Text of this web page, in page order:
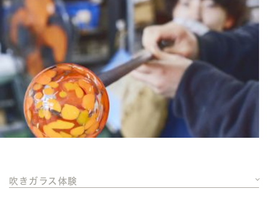
吹きガラス体験